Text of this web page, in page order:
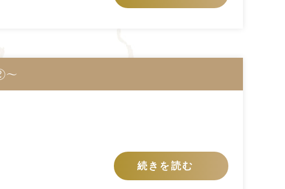
～
続きを読む